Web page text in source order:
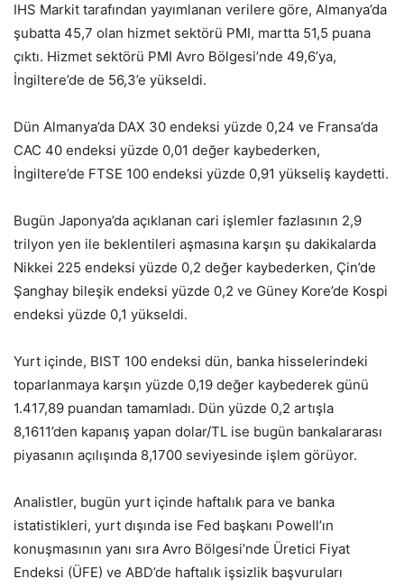
IHS Markit tarafından yayımlanan verilere göre, Almanya’da
şubatta 45,7 olan hizmet sektörü PMI, martta 51,5 puana
çıktı. Hizmet sektörü PMI Avro Bölgesi’nde 49,6’ya,
İngiltere’de de 56,3’e yükseldi.
Dün Almanya’da DAX 30 endeksi yüzde 0,24 ve Fransa’da
CAC 40 endeksi yüzde 0,01 değer kaybederken,
İngiltere’de FTSE 100 endeksi yüzde 0,91 yükseliş kaydetti.
Bugün Japonya’da açıklanan cari işlemler fazlasının 2,9
trilyon yen ile beklentileri aşmasına karşın şu dakikalarda
Nikkei 225 endeksi yüzde 0,2 değer kaybederken, Çin’de
Şanghay bileşik endeksi yüzde 0,2 ve Güney Kore’de Kospi
endeksi yüzde 0,1 yükseldi.
Yurt içinde, BIST 100 endeksi dün, banka hisselerindeki
toparlanmaya karşın yüzde 0,19 değer kaybederek günü
1.417,89 puandan tamamladı. Dün yüzde 0,2 artışla
8,1611’den kapanış yapan dolar/TL ise bugün bankalararası
piyasanın açılışında 8,1700 seviyesinde işlem görüyor.
Analistler, bugün yurt içinde haftalık para ve banka
istatistikleri, yurt dışında ise Fed başkanı Powell’ın
konuşmasının yanı sıra Avro Bölgesi’nde Üretici Fiyat
Endeksi (ÜFE) ve ABD’de haftalık işsizlik başvuruları